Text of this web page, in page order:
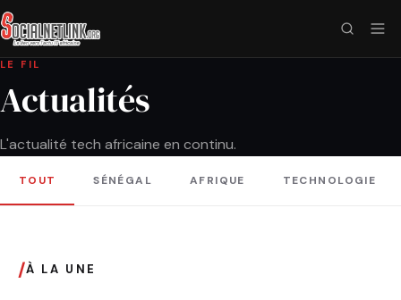
LE FIL
Actualités
L'actualité tech africaine en continu.
TOUT SÉNÉGAL AFRIQUE TECHNOLOGIE
/À LA UNE